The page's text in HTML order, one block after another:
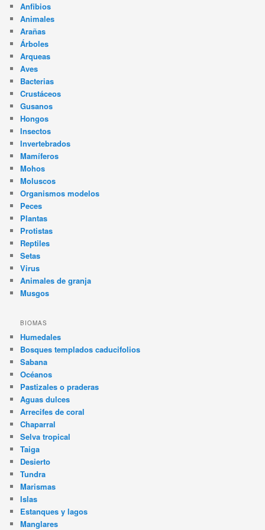
Anfibios
Animales
Arañas
Árboles
Arqueas
Aves
Bacterias
Crustáceos
Gusanos
Hongos
Insectos
Invertebrados
Mamíferos
Mohos
Moluscos
Organismos modelos
Peces
Plantas
Protistas
Reptiles
Setas
Virus
Animales de granja
Musgos
BIOMAS
Humedales
Bosques templados caducifolios
Sabana
Océanos
Pastizales o praderas
Aguas dulces
Arrecifes de coral
Chaparral
Selva tropical
Taiga
Desierto
Tundra
Marismas
Islas
Estanques y lagos
Manglares